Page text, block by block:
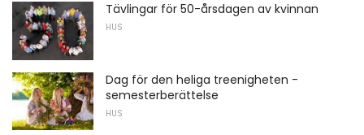
Tävlingar för 50-årsdagen av kvinnan
HUS
Dag för den heliga treenigheten -
semesterberättelse
HUS